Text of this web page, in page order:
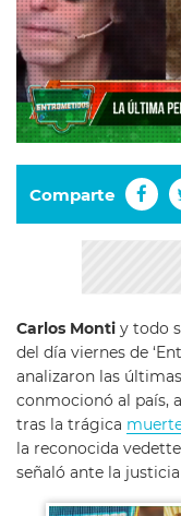
Comparte
Carlos Monti y todo
del día viernes de
analizaron las
conmocionó al país,
tras la trágica
la reconocida
señaló ante la